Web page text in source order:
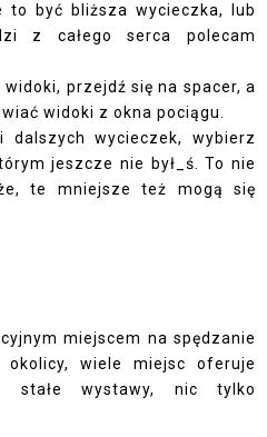
to być bliższa wycieczka, lub
z całego serca polecam
przejdź się na spacer, a
widoki z okna pociągu.
wycieczek, wybierz
jeszcze nie był_ś. To nie
te mniejsze też mogą się
miejscem na spędzanie
wiele miejsc oferuje
stałe wystawy, nic tylko